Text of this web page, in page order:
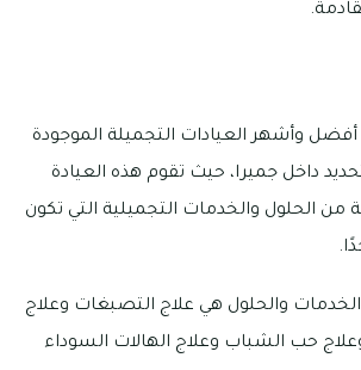
أفضل وأشهر العيادات التجميلة الموجودة
داخل جميرا، حيث تقوم هذه العيادة
من الحلول والخدمات التجميلية التي تكون
والحلول هي علاج التصبغات وعلاج
حب الشباب وعلاج الهالات السوداء